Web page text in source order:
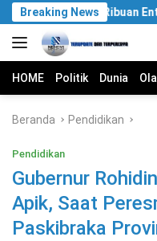
Langsung
ke
konten
Breaking News
OJK Berantas Ribuan
HOME Politik Dunia
Beranda Pendidikan
Pendidikan
Gubernur
Apik, Saat
Paskibraka